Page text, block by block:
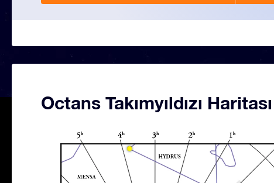
Octans Takımyıldızı Haritası